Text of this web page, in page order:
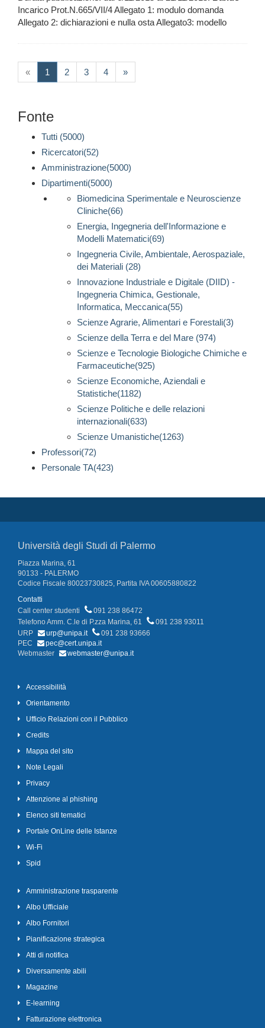
Incarico Prot.N.665/VII/4 Allegato 1: modulo domanda
Allegato 2: dichiarazioni e nulla osta Allegato3: modello
« 1 (current)
2 3 4 »
Fonte
Tutti (5000)
Ricercatori(52)
Amministrazione(5000)
Dipartimenti(5000)
Biomedicina Sperimentale e Neuroscienze
Cliniche(66)
Energia, Ingegneria dell'Informazione e
Modelli Matematici(69)
Ingegneria Civile, Ambientale, Aerospaziale,
dei Materiali (28)
Innovazione Industriale e Digitale (DIID) -
Ingegneria Chimica, Gestionale,
Informatica, Meccanica(55)
Scienze Agrarie, Alimentari e Forestali(3)
Scienze della Terra e del Mare (974)
Scienze e Tecnologie Biologiche Chimiche e
Farmaceutiche(925)
Scienze Economiche, Aziendali e
Statistiche(1182)
Scienze Politiche e delle relazioni
internazionali(633)
Scienze Umanistiche(1263)
Professori(72)
Personale TA(423)
Università degli Studi di Palermo
Piazza Marina, 61
90133 - PALERMO
Codice Fiscale 80023730825, Partita IVA 00605880822
Contatti
Call center studenti
091 238 86472
Telefono Amm. C.le di P.zza Marina, 61
091 238 93011
URP
urp@unipa.it
091 238 93666
PEC
pec@cert.unipa.it
Webmaster
webmaster@unipa.it
Accessibilità
Orientamento
Ufficio Relazioni con il Pubblico
Credits
Mappa del sito
Note Legali
Privacy
Attenzione al phishing
Elenco siti tematici
Portale OnLine delle Istanze
Wi-Fi
Spid
Amministrazione trasparente
Albo Ufficiale
Albo Fornitori
Pianificazione strategica
Atti di notifica
Diversamente abili
Magazine
E-learning
Fatturazione elettronica